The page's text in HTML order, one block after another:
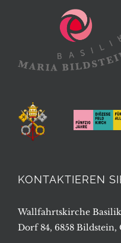
KONTAKTIEREN
Wallfahrtskirche
Dorf 84, 6858 Bildstein,